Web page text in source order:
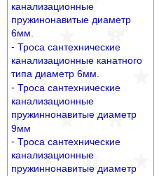
канализационные
пружинонавитые диаметр
6мм.
- Троса сантехнические
канализационные канатного
типа диаметр 6мм.
- Троса сантехнические
канализационные
пружиннонавитые диаметр
9мм
- Троса сантехнические
канализационные
пружиннонавитые диаметр